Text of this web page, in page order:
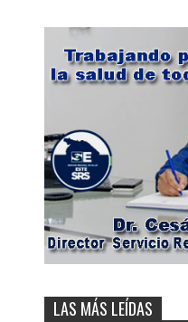
LAS MÁS LEÍDAS